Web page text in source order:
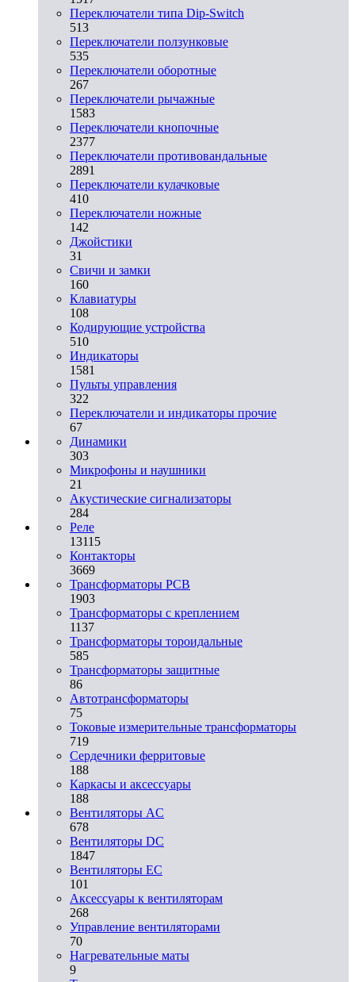
Переключатели типа Dip-Switch
513
Переключатели ползунковые
535
Переключатели оборотные
267
Переключатели рычажные
1583
Переключатели кнопочные
2377
Переключатели противовандальные
2891
Переключатели кулачковые
410
Переключатели ножные
142
Джойстики
31
Свичи и замки
160
Клавиатуры
108
Кодирующие устройства
510
Индикаторы
1581
Пульты управления
322
Переключатели и индикаторы прочие
67
Динамики
303
Микрофоны и наушники
21
Акустические сигнализаторы
284
Реле
13115
Контакторы
3669
Трансформаторы PCB
1903
Трансформаторы с креплением
1137
Трансформаторы тороидальные
585
Трансформаторы защитные
86
Автотрансформаторы
75
Токовые измерительные трансформаторы
719
Сердечники ферритовые
188
Каркасы и аксессуары
188
Вентиляторы AC
678
Вентиляторы DC
1847
Вентиляторы EC
101
Аксессуары к вентиляторам
268
Управление вентиляторами
70
Нагревательные маты
9